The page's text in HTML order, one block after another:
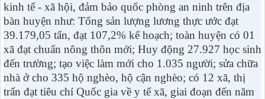
kinh tế - xã hội, đảm bảo quốc phòng an ninh trên địa
bàn huyện như: Tổng sản lượng lương thực ước đạt
39.179,05 tấn, đạt 107,2% kế hoạch; toàn huyện có 01
xã đạt chuẩn nông thôn mới; Huy động 27.927 học sinh
đến trường; tạo việc làm mới cho 1.035 người; sửa chữa
nhà ở cho 335 hộ nghèo, hộ cận nghèo; có 12 xã, thị
trấn đạt tiêu chí Quốc gia về y tế xã, giai đoạn đến năm